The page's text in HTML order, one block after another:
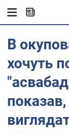
В
хочуть